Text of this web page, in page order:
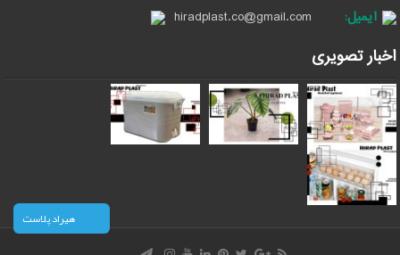
ایمیل:
hiradplast.co@gmail.com
اخبار تصویری
هیراد پلاست